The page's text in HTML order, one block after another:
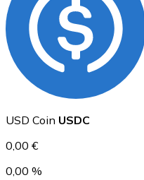
Ethereum
ETH
USD Coin USDC
0,00 €
0,00 %